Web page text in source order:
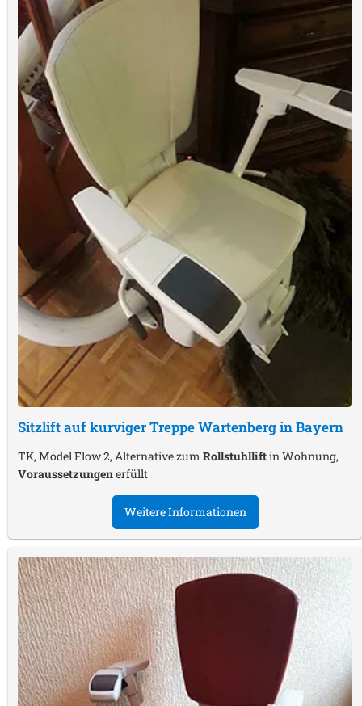
Sitzlift auf kurviger TreppeWartenberg in Bayern
TK, Model Flow 2, Alternative zum Rollstuhlliftin Wohnung,
Voraussetzungenerfüllt
Weitere Informationen